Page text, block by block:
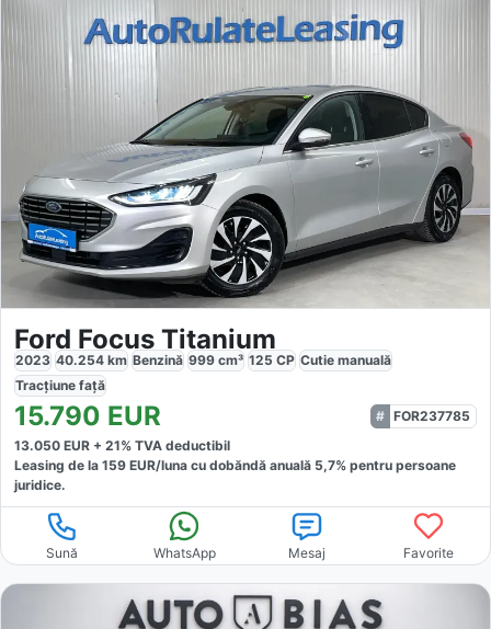
Ford Focus Titanium
2023 40.254 km Benzină 999 cm³ 125 CP Cutie manuală
Tracțiune față
15.790 EUR
FOR237785
13.050 EUR + 21% TVA deductibil
Leasing de la 159 EUR/luna cu dobăndă anuală 5,7% pentru persoane
juridice.
Sună WhatsApp Mesaj Favorite